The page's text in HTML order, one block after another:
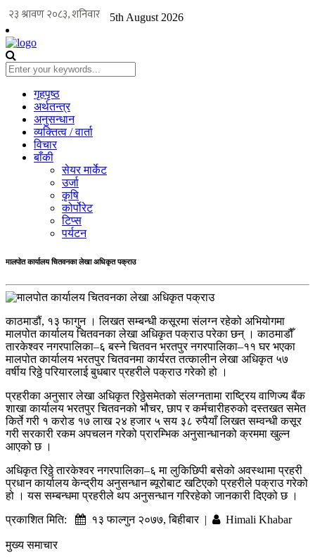
5th August 2026
गृहपृष्ठ
अर्थतन्त्र
अनुसन्धान
व्यक्तित्व / वार्ता
विचार
बाँकी
सेयर मार्केट
उर्जा
कृषि
कोर्पोरेट
टिप्स
पर्यटन
मालपोत कार्यालय चितवनका लेखा अधिकृत पक्राउ
काठमाडौं, १३ फागुन । लिखत सम्बन्धी कसूरमा संलग्न रहेको अभियोगमा
मालपोत कार्यालय चितवनका लेखा अधिकृत पक्राउ परेका छन् । काठमाडौँ
तारकेश्वर नगरपालिका–६ बस्ने चितवन भरतपुर नगरपालिका–११ घर भएका
मालपोत कार्यालय भरतपुर चितवनमा कार्यरत तत्कालीन लेखा अधिकृत ५७
वर्षीय रिठ्ठे परियारलाई बुधबार प्रहरीले पक्राउ गरेको हो ।
प्रहरीका अनुसार लेखा अधिकृत रिठ्ठेसमेतको संलग्नतामा राष्ट्रिय वाणिज्य बैंक
शाखा कार्यालय भरतपुर चितवनको भौचर, छाप र कर्मचारीहरुको दस्तखत समेत
किर्ते गरी १ करोड १७ लाख २४ हजार ५ सय ३८ रुपैयाँ लिखत सम्वन्धी कसूर
गरी सरकारी रकम अपचलन गरेको प्रारम्भिक अनुसान्धानको क्रममा खुल्न
आएको छ ।
अधिकृत रिठ्ठे तारकेश्वर नगरपालिका–६ मा लुकिछिपी बसेको अवस्थामा प्रहरी
प्रधान कार्यालय केन्द्रीय अनुसन्धान ब्यूरोबाट खटिएको प्रहरीले पक्राउ गरेको
हो । यस सम्बन्धमा प्रहरीले थप अनुसन्धान गरिरहेको जानकारी दिएको छ ।
प्रकाशित मिति:
१३ फाल्गुन २०७७, बिहीबार | Himali Khabar
मुख्य समाचार